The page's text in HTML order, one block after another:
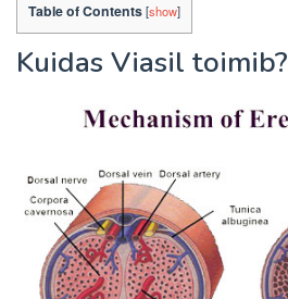
Table of Contents[show]
Kuidas Viasil toimib?